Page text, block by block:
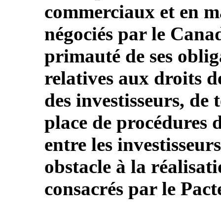
commerciaux et en
négociés par le
primauté de ses
relatives aux droits
des investisseurs, de
place de procédures
entre les
obstacle à la
consacrés par le